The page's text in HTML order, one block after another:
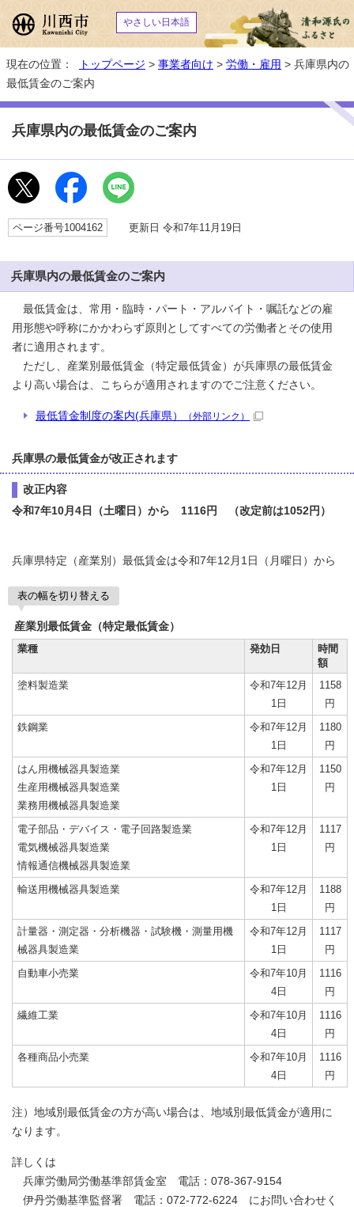
やさしい日本語
現在の位置： トップページ > 事業者向け > 労働・雇用 > 兵庫県内の
最低賃金のご案内
兵庫県内の最低賃金のご案内
ページ番号1004162 更新日 令和7年11月19日
兵庫県内の最低賃金のご案内
最低賃金は、常用・臨時・パート・アルバイト・嘱託などの雇
用形態や呼称にかかわらず原則としてすべての労働者とその使用
者に適用されます。
ただし、産業別最低賃金（特定最低賃金）が兵庫県の最低賃金
より高い場合は、こちらが適用されますのでご注意ください。
最低賃金制度の案内(兵庫県） （外部リンク）
兵庫県の最低賃金が改正されます
改正内容
令和7年10月4日（土曜日）から 1116円 （改定前は1052円）
兵庫県特定（産業別）最低賃金は令和7年12月1日（月曜日）から
表の幅を切り替える
産業別最低賃金（特定最低賃金）
業種
発効日
時間
額
塗料製造業
令和7年12月
1日
1158
円
鉄鋼業
令和7年12月
1日
1180
円
はん用機械器具製造業
生産用機械器具製造業
業務用機械器具製造業
令和7年12月
1日
1150
円
電子部品・デバイス・電子回路製造業
電気機械器具製造業
情報通信機械器具製造業
令和7年12月
1日
1117
円
輸送用機械器具製造業
令和7年12月
1日
1188
円
計量器・測定器・分析機器・試験機・測量用機
械器具製造業
令和7年12月
1日
1117
円
自動車小売業
令和7年10月
4日
1116
円
繊維工業
令和7年10月
4日
1116
円
各種商品小売業
令和7年10月
4日
1116
円
注）地域別最低賃金の方が高い場合は、地域別最低賃金が適用に
なります。
詳しくは
兵庫労働局労働基準部賃金室 電話：078-367-9154
伊丹労働基準監督署 電話：072-772-6224 にお問い合わせく